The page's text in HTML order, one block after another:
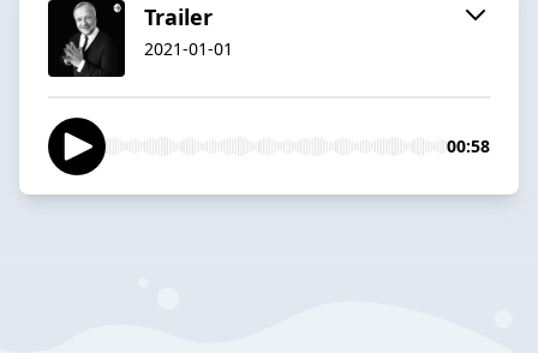
Trailer
2021-01-01
00:58